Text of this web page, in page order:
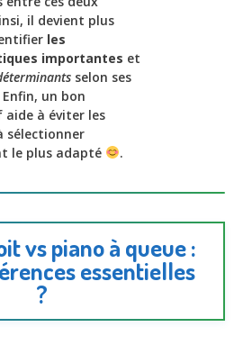
il devient plus
les
importantes et
selon ses
Enfin, un bon
à éviter les
sélectionner
le plus adapté
.
vs piano à queue :
essentielles
?